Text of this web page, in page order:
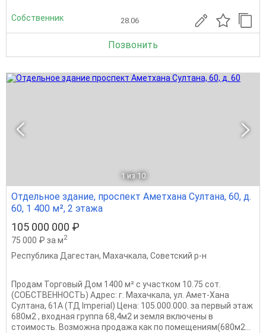
Собственник 28.06
Позвонить
1 из 10
Отдельное здание, проспект Аметхана Султана, 60, д.
60, 1 400 м², 2 этажа
105 000 000 ₽
75 000 ₽ за м2
Республика Дагестан, Махачкала, Советский р-н
Продам Торговый Дом 1400 м² с участком 10.75 сот.
(СОБСТВЕННОСТЬ) Адрес: г. Махачкала, ул. Амет-Хана
Султана, 61А (ТД Imperial) Цена: 105.000.000. за первый этаж
680м2 , входная группа 68,4м2 и земля включены в
стоимость. Возможна продажа как по помещениям(680м2...